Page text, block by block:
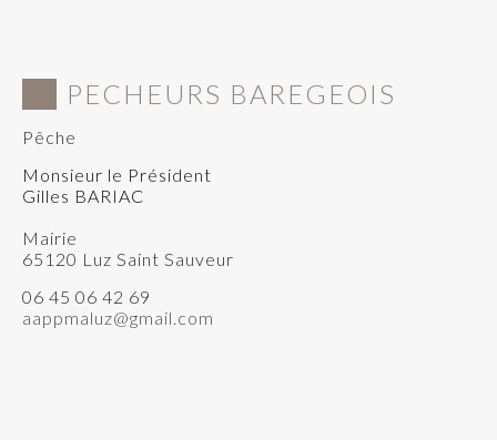
PECHEURS BAREGEOIS
Pêche
Monsieur le Président
Gilles BARIAC
Mairie
65120 Luz Saint Sauveur
06 45 06 42 69
aappmaluz@gmail.com